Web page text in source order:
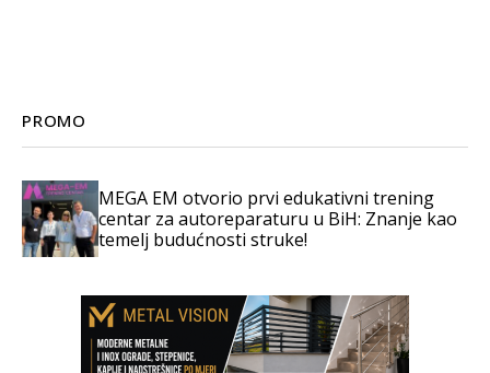
PROMO
MEGA EM otvorio prvi edukativni trening
centar za autoreparaturu u BiH: Znanje kao
temelj budućnosti struke!